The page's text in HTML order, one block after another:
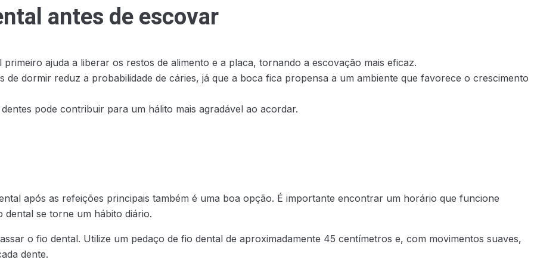
antes de escovar
primeiro ajuda a liberar os restos de alimento e a placa, tornando a escovação mais eficaz.
de dormir reduz a probabilidade de cáries, já que a boca fica propensa a um ambiente que favorece o crescimento
pode contribuir para um hálito mais agradável ao acordar.
após as refeições principais também é uma boa opção. É importante encontrar um horário que funcione
se torne um hábito diário.
o fio dental. Utilize um pedaço de fio dental de aproximadamente 45 centímetros e, com movimentos suaves,
dente.